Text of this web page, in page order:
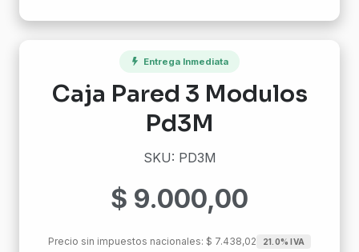
Entrega Inmediata
Caja Pared 3 Modulos
Pd3M
SKU: PD3M
$ 9.000,00
Precio sin impuestos nacionales: $ 7.438,02 21.0% IVA